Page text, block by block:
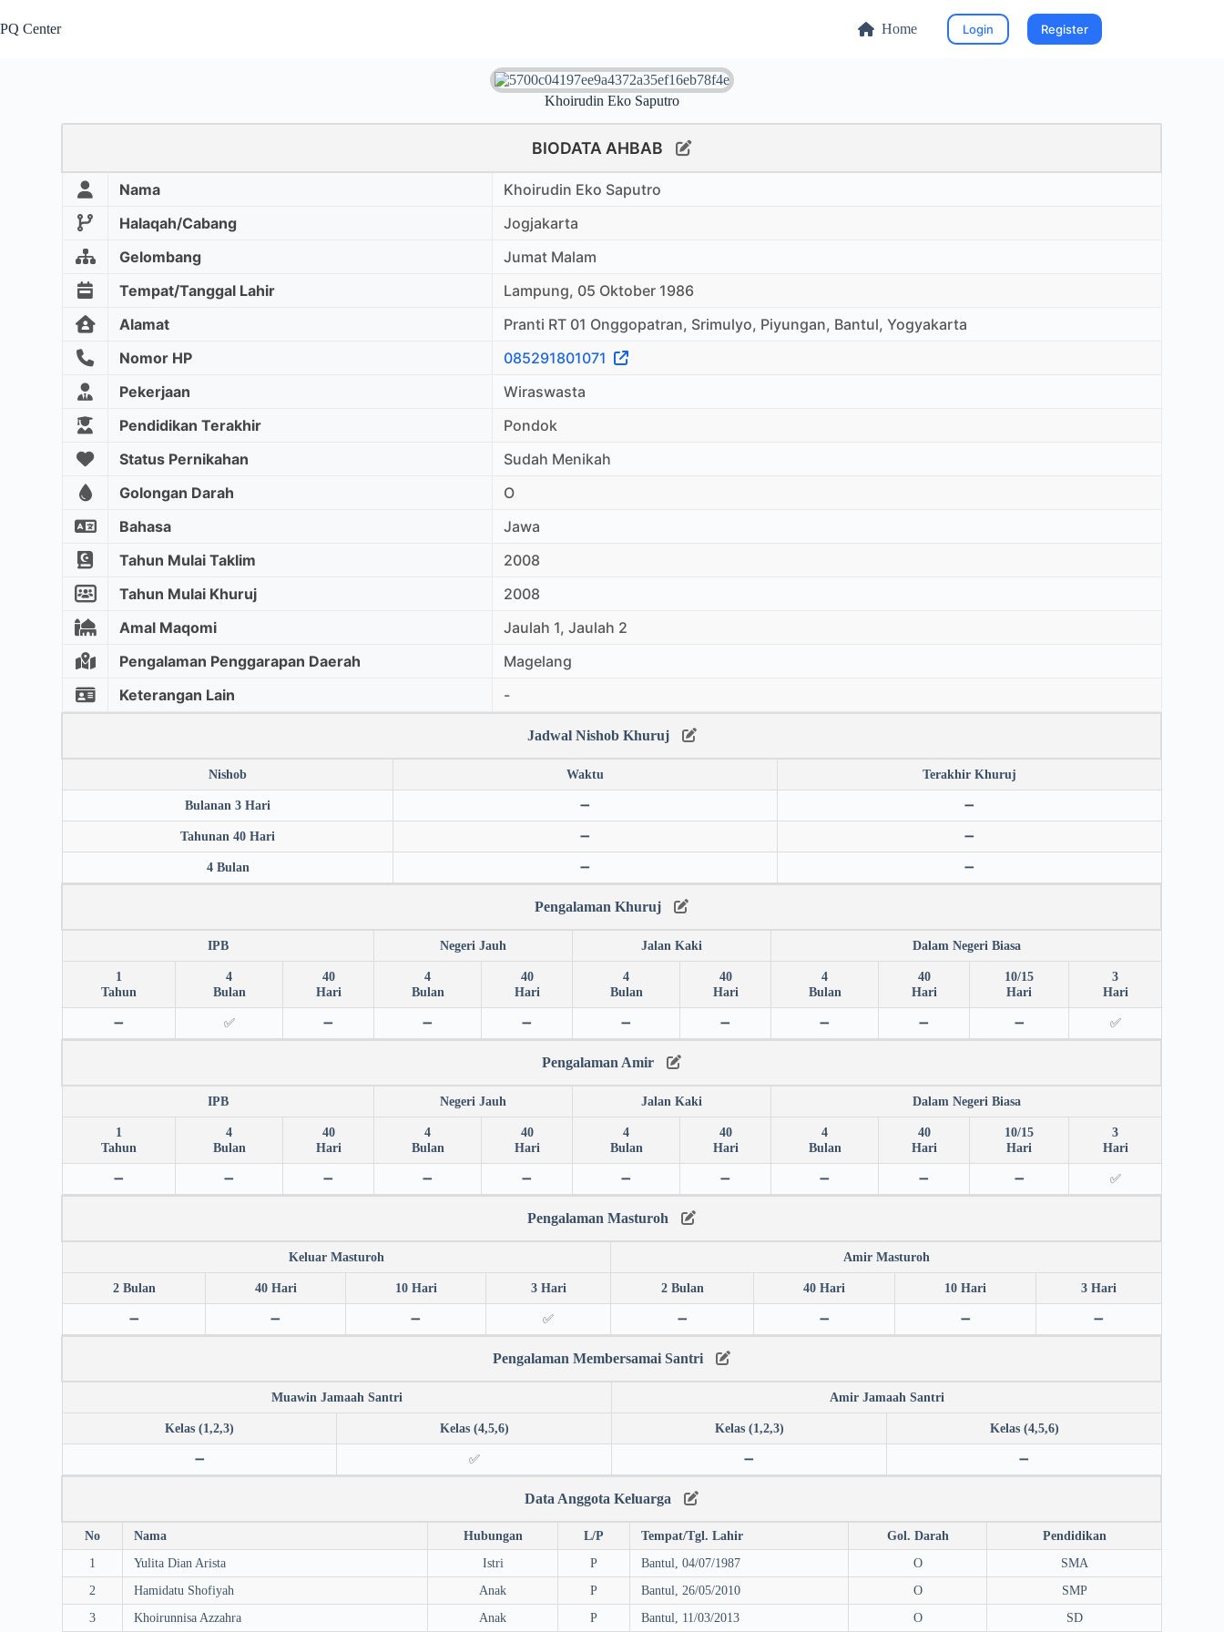
PQ Center Home Login Register
Khoirudin Eko Saputro
BIODATA AHBAB
Nama
Khoirudin Eko Saputro
Halaqah/Cabang
Jogjakarta
Gelombang
Jumat Malam
Tempat/Tanggal Lahir
Lampung, 05 Oktober 1986
Alamat
Pranti RT 01 Onggopatran, Srimulyo, Piyungan, Bantul, Yogyakarta
Nomor HP
085291801071
Pekerjaan
Wiraswasta
Pendidikan Terakhir
Pondok
Status Pernikahan
Sudah Menikah
Golongan Darah
O
Bahasa
Jawa
Tahun Mulai Taklim
2008
Tahun Mulai Khuruj
2008
Amal Maqomi
Jaulah 1, Jaulah 2
Pengalaman Penggarapan Daerah
Magelang
Keterangan Lain
-
Jadwal Nishob Khuruj
Nishob Waktu Terakhir Khuruj
Bulanan 3 Hari ➖ ➖
Tahunan 40 Hari ➖ ➖
4 Bulan ➖ ➖
Pengalaman Khuruj
IPB Negeri Jauh Jalan Kaki Dalam Negeri Biasa
1
Tahun
4
Bulan
40
Hari
4
Bulan
40
Hari
4
Bulan
40
Hari
4
Bulan
40
Hari
10/15
Hari
3
Hari
➖ ✅ ➖ ➖ ➖ ➖ ➖ ➖ ➖ ➖ ✅
Pengalaman Amir
IPB Negeri Jauh Jalan Kaki Dalam Negeri Biasa
1
Tahun
4
Bulan
40
Hari
4
Bulan
40
Hari
4
Bulan
40
Hari
4
Bulan
40
Hari
10/15
Hari
3
Hari
➖ ➖ ➖ ➖ ➖ ➖ ➖ ➖ ➖ ➖ ✅
Pengalaman Masturoh
Keluar Masturoh Amir Masturoh
2 Bulan 40 Hari 10 Hari 3 Hari 2 Bulan 40 Hari 10 Hari 3 Hari
➖ ➖ ➖ ✅ ➖ ➖ ➖ ➖
Pengalaman Membersamai Santri
Muawin Jamaah Santri Amir Jamaah Santri
Kelas (1,2,3) Kelas (4,5,6) Kelas (1,2,3) Kelas (4,5,6)
➖ ✅ ➖ ➖
Data Anggota Keluarga
No Nama Hubungan L/P Tempat/Tgl. Lahir Gol. Darah
Pendidikan
1
Yulita Dian Arista Istri P Bantul, 04/07/1987 O
SMA
2
Hamidatu Shofiyah Anak P Bantul, 26/05/2010 O
SMP
3
Khoirunnisa Azzahra Anak P Bantul, 11/03/2013 O SD